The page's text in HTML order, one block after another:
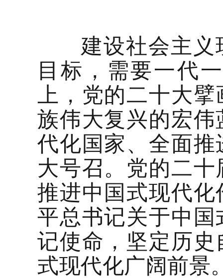
建设社会主义
目标，需要一代
上，党的二十大
族伟大复兴的宏
代化国家、全面
大号召。党的二
推进中国式现代
平总书记关于中
记使命，坚定历
式现代化广阔前景